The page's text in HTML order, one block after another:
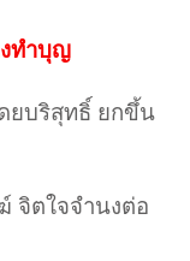
ทำบุญ
ยบริสุทธิ์ ยกขึ้น
จิตใจจำนงต่อ